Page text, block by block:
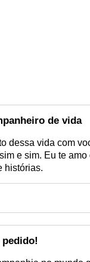
de vida
dessa vida com
e sim. Eu te
histórias.
pedido!